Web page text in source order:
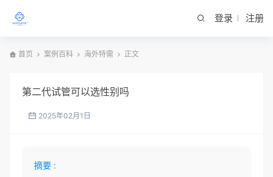
登录 注册
首页 案例百科 海外特需 正文
第二代试管可以选性别吗
2025年02月1日
摘要 :